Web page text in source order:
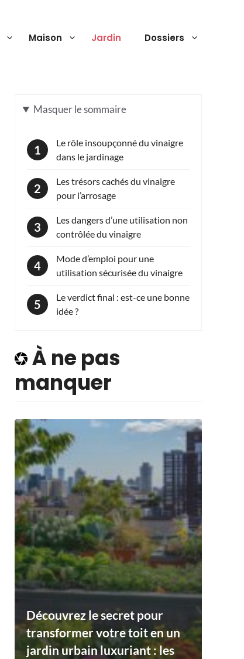
Maison Jardin Dossiers
Masquerle sommaire
Le rôle insoupçonné du vinaigre
dans le jardinage
Les trésors cachés du vinaigre
pour l’arrosage
Les dangers d’une utilisation non
contrôlée du vinaigre
Mode d’emploi pour une
utilisation sécurisée du vinaigre
Le verdict final : est-ce une bonne
idée ?
À ne pas
manquer
Découvrez le secret pour
transformer votre toit en un
jardin urbain luxuriant : les